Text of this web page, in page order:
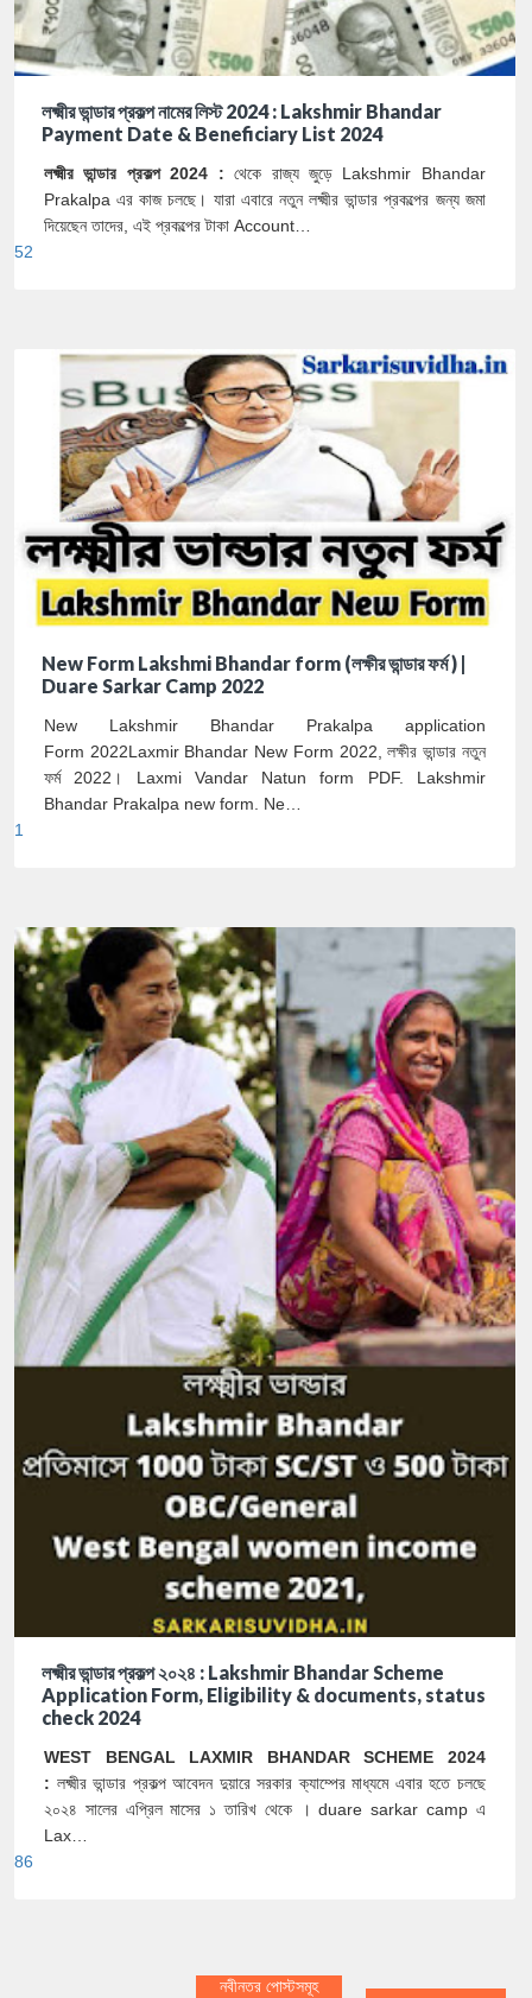
লক্ষ্মীর ভান্ডার প্রকল্প নামের লিস্ট 2024 : Lakshmir Bhandar
Payment Date & Beneficiary List 2024
লক্ষ্মীর ভান্ডার প্রকল্প 2024 : থেকে রাজ্য জুড়ে Lakshmir Bhandar
Prakalpa এর কাজ চলছে। যারা এবারে নতুন লক্ষ্মীর ভান্ডার প্রকল্পের জন্য জমা
দিয়েছেন তাদের, এই প্রকল্পের টাকা Account…
52
New Form Lakshmi Bhandar form (লক্ষীর ভান্ডার ফর্ম ) |
Duare Sarkar Camp 2022
New Lakshmir Bhandar Prakalpa application
Form 2022Laxmir Bhandar New Form 2022, লক্ষীর ভান্ডার নতুন
ফর্ম 2022। Laxmi Vandar Natun form PDF. Lakshmir
Bhandar Prakalpa new form. Ne…
1
লক্ষ্মীর ভান্ডার প্রকল্প ২০২৪ : Lakshmir Bhandar Scheme
Application Form, Eligibility & documents, status
check 2024
WEST BENGAL LAXMIR BHANDAR SCHEME 2024
: লক্ষ্মীর ভান্ডার প্রকল্প আবেদন দুয়ারে সরকার ক্যাম্পের মাধ্যমে এবার হতে চলছে
২০২৪ সালের এপ্রিল মাসের ১ তারিখ থেকে । duare sarkar camp এ
Lax…
86
নবীনতর পোস্টসমূহ